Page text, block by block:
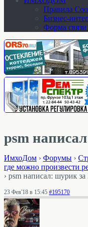
Правила
Бизнес-
Форма
psm
ИмхоДом › Форумы ›
где можно произвести
› psm написал: шурик за
23 Фев'18 в 15:45 #195170